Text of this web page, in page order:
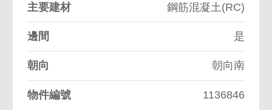
主要建材 鋼筋混凝土(RC)
邊間 是
朝向 朝向南
物件編號 1136846